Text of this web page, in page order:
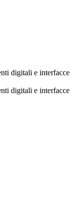
digitali e interfacce
digitali e interfacce